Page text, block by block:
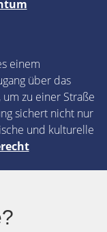
einem
über das
zu einer Straße
sichert nicht nur
und kulturelle